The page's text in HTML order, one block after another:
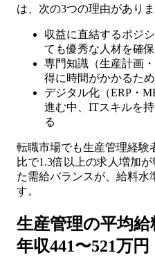
は、次の3つの理由がありま
収益に直結するポジ
ても優秀な人材を確
専門知識（生産計画
得に時間がかかるた
デジタル化（ERP・
進む中、ITスキルを
る
転職市場でも生産管理経験
比で1.3倍以上の求人増加
た需給バランスが、給料水
す。
生産管理の平均給
年収441〜521万円